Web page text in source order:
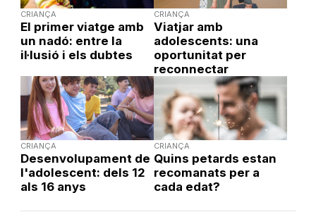
CRIANÇA
El primer viatge amb
un nadó: entre la
il·lusió i els dubtes
CRIANÇA
Viatjar amb
adolescents: una
oportunitat per
reconnectar
CRIANÇA
Desenvolupament de
l'adolescent: dels 12
als 16 anys
CRIANÇA
Quins petards estan
recomanats per a
cada edat?